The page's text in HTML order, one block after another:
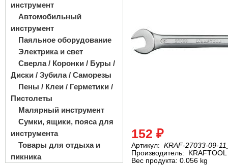
инструмент
Автомобильный
инструмент
Паяльное оборудование
Электрика и свет
Сверла / Коронки / Буры /
Диски / Зубила / Саморезы
Пены / Клеи / Герметики /
Пистолеты
Малярный инструмент
Сумки, ящики, пояса для
инструмента
Товары для отдыха и
пикника
152 ₽
Артикул: KRAF-27033-09-
Производитель:
KRAFTOOL
Вес продукта: 0.056 kg